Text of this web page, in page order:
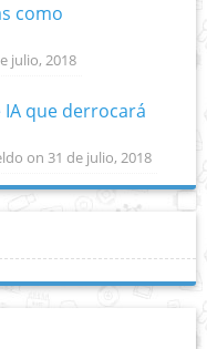
como
julio, 2018
IA que derrocará
on 31 de julio, 2018